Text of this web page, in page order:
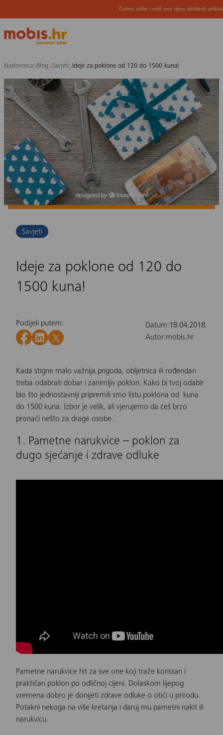
na
sadržaj
Čistimo zalihe i snizili smo cijene izložbenih
Naslovnica Blog Savjeti Ideje za poklone od 120 do 1500 kuna!
Savjeti
Ideje za poklone od 120 do
1500 kuna!
Podijeli putem: Datum:18.04.2018.
Autor:mobis.hr
Kada stigne malo važnija prigoda, obljetnica ili rođendan
treba odabrati dobar i zanimljiv poklon. Kako bi tvoj odabir
bio što jednostavniji pripremili smo listu poklona od kuna
do 1500 kuna. Izbor je velik, ali vjerujemo da ćeš brzo
pronaći nešto za drage osobe.
1. Pametne narukvice – poklon za
dugo sjećanje i zdrave odluke
Pametne narukvice hit za sve one koji traže koristan i
praktičan poklon po odličnoj cijeni. Dolaskom lijepog
vremena dobro je donijeti zdrave odluke o otići u prirodu.
Potakni nekoga na više kretanja i daruj mu pametni nakit ili
narukvicu.